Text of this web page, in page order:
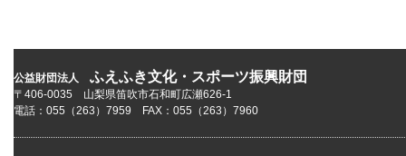
公益財団法人 ふえふき文化・スポーツ振興財団
〒406-0035 山梨県笛吹市石和町広瀬626-1
電話：055（263）7959 FAX：055（263）7960